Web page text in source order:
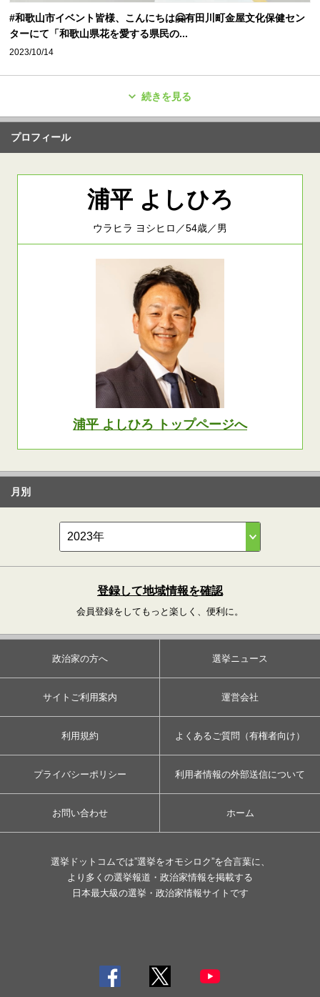
#和歌山市イベント皆様、こんにちは🤗有田川町金屋文化保健セン
ターにて「和歌山県花を愛する県民の...
2023/10/14
続きを見る
プロフィール
浦平 よしひろ
ウラヒラ ヨシヒロ／54歳／男
浦平 よしひろ トップページへ
月別
登録して地域情報を確認
会員登録をしてもっと楽しく、便利に。
政治家の方へ 選挙ニュース
サイトご利用案内 運営会社
利用規約 よくあるご質問（有権者向け）
プライバシーポリシー 利用者情報の外部送信について
お問い合わせ ホーム
選挙ドットコムでは”選挙をオモシロク”を合言葉に、
より多くの選挙報道・政治家情報を掲載する
日本最大級の選挙・政治家情報サイトです